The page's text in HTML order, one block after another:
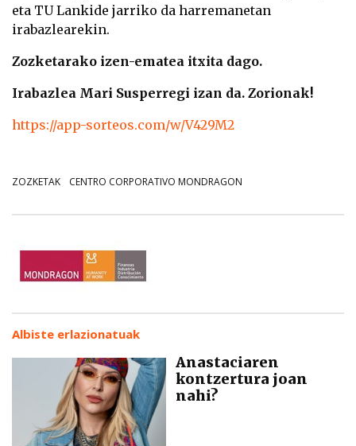
eta TU Lankide jarriko da harremanetan
irabazlearekin.
Zozketarako izen-ematea itxita dago.
Irabazlea Mari Susperregi izan da. Zorionak!
https://app-sorteos.com/w/V429M2
ZOZKETAK CENTRO CORPORATIVO MONDRAGON
Albiste erlazionatuak
Anastaciaren
kontzertura joan
nahi?